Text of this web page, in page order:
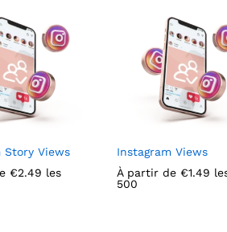
Story Views
€2.49 les
€2.49
Instagram Views
À partir de €1.49
500
€1.49